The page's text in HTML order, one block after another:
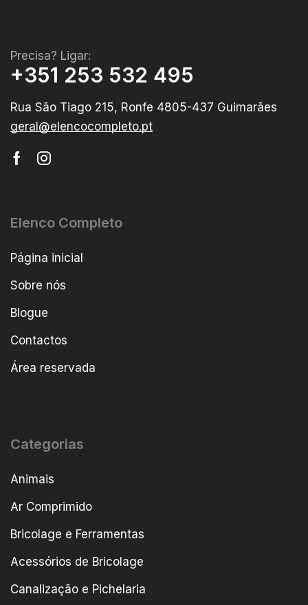
Precisa? Ligar:
+351 253 532 495
Rua São Tiago 215, Ronfe 4805-437 Guimarães
geral@elencocompleto.pt
Elenco Completo
Página inicial
Sobre nós
Blogue
Contactos
Área reservada
Categorias
Animais
Ar Comprimido
Bricolage e Ferramentas
Acessórios de Bricolage
Canalização e Pichelaria